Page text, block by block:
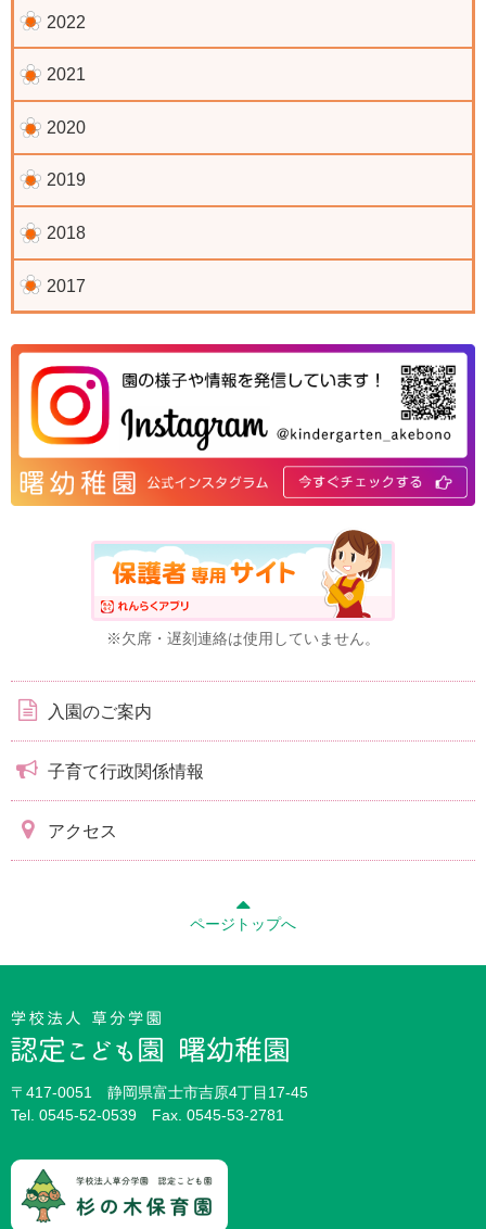
2022
2021
2020
2019
2018
2017
※欠席・遅刻連絡は使用していません。
入園のご案内
子育て行政関係情報
アクセス
ページトップへ
〒417-0051 静岡県富士市吉原4丁目17-45
Tel. 0545-52-0539 Fax. 0545-53-2781